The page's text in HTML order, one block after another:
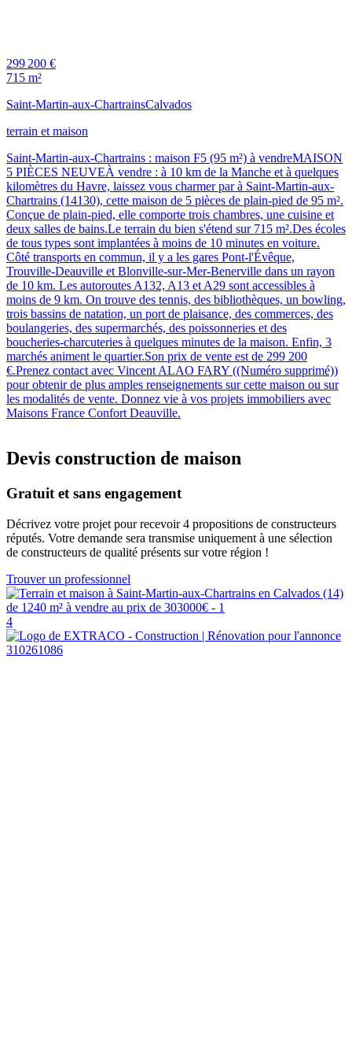
299 200 €
715 m²
Saint-Martin-aux-ChartrainsCalvados
terrain et maison
Saint-Martin-aux-Chartrains : maison F5 (95 m²) à vendreMAISON
5 PIÈCES NEUVEÀ vendre : à 10 km de la Manche et à quelques
kilomètres du Havre, laissez vous charmer par à Saint-Martin-aux-
Chartrains (14130), cette maison de 5 pièces de plain-pied de 95 m².
Conçue de plain-pied, elle comporte trois chambres, une cuisine et
deux salles de bains.Le terrain du bien s'étend sur 715 m².Des écoles
de tous types sont implantées à moins de 10 minutes en voiture.
Côté transports en commun, il y a les gares Pont-l'Évêque,
Trouville-Deauville et Blonville-sur-Mer-Benerville dans un rayon
de 10 km. Les autoroutes A132, A13 et A29 sont accessibles à
moins de 9 km. On trouve des tennis, des bibliothèques, un bowling,
trois bassins de natation, un port de plaisance, des commerces, des
boulangeries, des supermarchés, des poissonneries et des
boucheries-charcuteries à quelques minutes de la maison. Enfin, 3
marchés animent le quartier.Son prix de vente est de 299 200
€.Prenez contact avec Vincent ALAO FARY ((Numéro supprimé))
pour obtenir de plus amples renseignements sur cette maison ou sur
les modalités de vente. Donnez vie à vos projets immobiliers avec
Maisons France Confort Deauville.
Devis construction de maison
Gratuit et sans engagement
Décrivez votre projet pour recevoir 4 propositions de constructeurs
réputés. Votre demande sera transmise uniquement à une sélection
de constructeurs de qualité présents sur votre région !
Trouver un professionnel
4